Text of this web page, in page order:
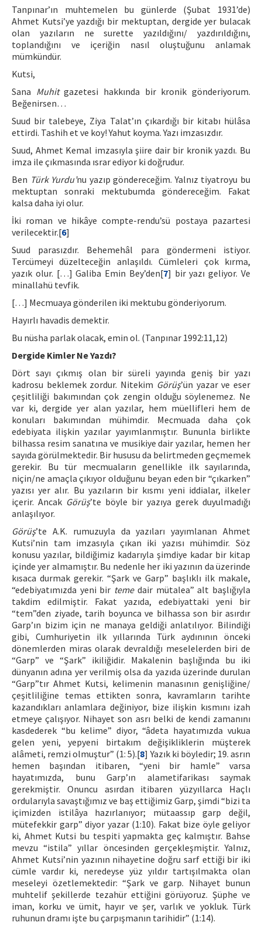
Tanpınar’ın muhtemelen bu günlerde (Şubat 1931’de)
Ahmet Kutsi’ye yazdığı bir mektuptan, dergide yer bulacak
olan yazıların ne surette yazıldığını/ yazdırıldığını,
toplandığını ve içeriğin nasıl oluştuğunu anlamak
mümkündür.
Kutsi,
Sana Muhitgazetesi hakkında bir kronik gönderiyorum.
Beğenirsen…
Suud bir talebeye, Ziya Talat’ın çıkardığı bir kitabı hülâsa
ettirdi. Tashih et ve koy! Yahut koyma. Yazı imzasızdır.
Suud, Ahmet Kemal imzasıyla şiire dair bir kronik yazdı. Bu
imza ile çıkmasında ısrar ediyor ki doğrudur.
Ben Türk Yurdu’nu yazıp göndereceğim. Yalnız tiyatroyu bu
mektuptan sonraki mektubumda göndereceğim. Fakat
kalsa daha iyi olur.
İki roman ve hikâye compte-rendu’sü postaya pazartesi
verilecektir.[6]
Suud parasızdır. Behemehâl para göndermeni istiyor.
Tercümeyi düzelteceğin anlaşıldı. Cümleleri çok kırma,
yazık olur. […] Galiba Emin Bey’den[7] bir yazı geliyor. Ve
minallahü tevfik.
[…] Mecmuaya gönderilen iki mektubu gönderiyorum.
Hayırlı havadis demektir.
Bu nüsha parlak olacak, emin ol. (Tanpınar 1992:11,12)
Dergide Kimler Ne Yazdı?
Dört sayı çıkmış olan bir süreli yayında geniş bir yazı
kadrosu beklemek zordur. Nitekim Görüş’ün yazar ve eser
çeşitliliği bakımından çok zengin olduğu söylenemez. Ne
var ki, dergide yer alan yazılar, hem müellifleri hem de
konuları bakımından mühimdir. Mecmuada daha çok
edebiyata ilişkin yazılar yayımlanmıştır. Bununla birlikte
bilhassa resim sanatına ve musikiye dair yazılar, hemen her
sayıda görülmektedir. Bir hususu da belirtmeden geçmemek
gerekir. Bu tür mecmuaların genellikle ilk sayılarında,
niçin/ne amaçla çıkıyor olduğunu beyan eden bir “çıkarken”
yazısı yer alır. Bu yazıların bir kısmı yeni iddialar, ilkeler
içerir. Ancak Görüş’te böyle bir yazıya gerek duyulmadığı
anlaşılıyor.
Görüş’te A.K. rumuzuyla da yazıları yayımlanan Ahmet
Kutsi’nin tam imzasıyla çıkan iki yazısı mühimdir. Söz
konusu yazılar, bildiğimiz kadarıyla şimdiye kadar bir kitap
içinde yer almamıştır. Bu nedenle her iki yazının da üzerinde
kısaca durmak gerekir. “Şark ve Garp” başlıklı ilk makale,
“edebiyatımızda yeni bir temedair mütalea” alt başlığıyla
takdim edilmiştir. Fakat yazıda, edebiyattaki yeni bir
“tem”den ziyade, tarih boyunca ve bilhassa son bir asırdır
Garp’ın bizim için ne manaya geldiği anlatılıyor. Bilindiği
gibi, Cumhuriyetin ilk yıllarında Türk aydınının önceki
dönemlerden miras olarak devraldığı meselelerden biri de
“Garp” ve “Şark” ikiliğidir. Makalenin başlığında bu iki
dünyanın adına yer verilmiş olsa da yazıda üzerinde durulan
“Garp”tır Ahmet Kutsi, kelimenin manasının genişliğine/
çeşitliliğine temas ettikten sonra, kavramların tarihte
kazandıkları anlamlara değiniyor, bize ilişkin kısmını izah
etmeye çalışıyor. Nihayet son asrı belki de kendi zamanını
kasdederek “bu kelime” diyor, “âdeta hayatımızda vukua
gelen yeni, yepyeni birtakım değişikliklerin müşterek
alâmeti, remzi olmuştur” (1: 5).[8] Yazık ki böyledir; 19. asrın
hemen başından itibaren, “yeni bir hamle” varsa
hayatımızda, bunu Garp’ın alametifarikası saymak
gerekmiştir. Onuncu asırdan itibaren yüzyıllarca Haçlı
ordularıyla savaştığımız ve baş ettiğimiz Garp, şimdi “bizi ta
içimizden istilâya hazırlanıyor; mütaassıp garp değil,
mütefekkir garp” diyor yazar (1:10). Fakat bize öyle geliyor
ki, Ahmet Kutsi bu tespiti yapmakta geç kalmıştır. Bahse
mevzu “istila” yıllar öncesinden gerçekleşmiştir. Yalnız,
Ahmet Kutsi’nin yazının nihayetine doğru sarf ettiği bir iki
cümle vardır ki, neredeyse yüz yıldır tartışılmakta olan
meseleyi özetlemektedir: “Şark ve garp. Nihayet bunun
muhtelif şekillerde tezahür ettiğini görüyoruz. Şüphe ve
iman, korku ve ümit, hayır ve şer, varlık ve yokluk. Türk
ruhunun dramı işte bu çarpışmanın tarihidir” (1:14).